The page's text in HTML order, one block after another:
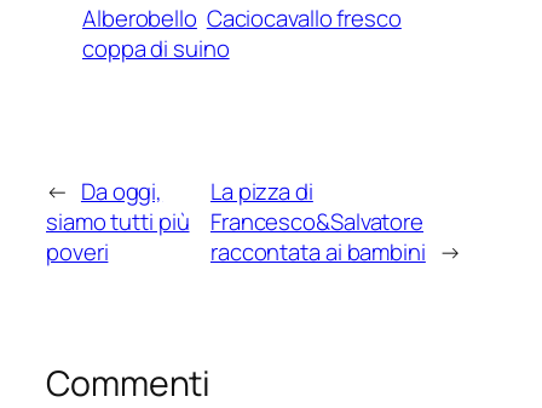
Alberobello Caciocavallo fresco
coppa di suino
← Da oggi,
siamo tutti più
poveri
La pizza di
Francesco&Salvatore
raccontata ai bambini →
Commenti